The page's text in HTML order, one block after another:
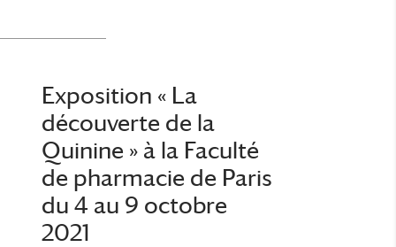
Exposition « La
découverte de la
Quinine » à la Faculté
de pharmacie de Paris
du 4 au 9 octobre
2021